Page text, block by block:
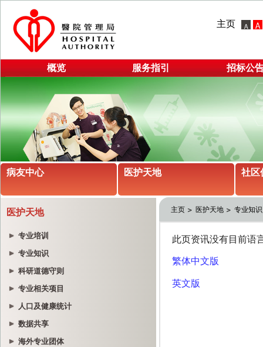
主页
概览 服务指引 招标公
病友中心 医护天地 社区
医护天地
专业培训
专业知识
科研道德守则
专业相关项目
人口及健康统计
数据共享
海外专业团体
主页 医护天地 专业知识